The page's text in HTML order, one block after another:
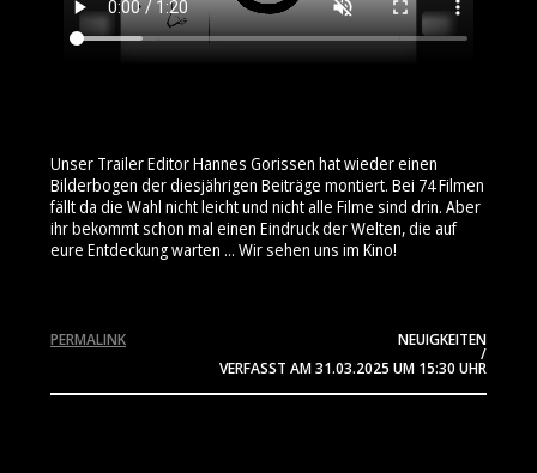
Unser Trailer Editor Hannes Gorissen hat wieder einen
Bilderbogen der diesjährigen Beiträge montiert. Bei 74 Filmen
fällt da die Wahl nicht leicht und nicht alle Filme sind drin. Aber
ihr bekommt schon mal einen Eindruck der Welten, die auf
eure Entdeckung warten ... Wir sehen uns im Kino!
NEUIGKEITEN
/
VERFASST AM31.03.2025 UM 15:30 UHR
PERMALINK